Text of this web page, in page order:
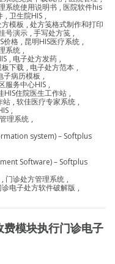
系统使用说明书 , 医院软件his
, 卫生院HIS ,
方模板 , 处方笺格式制作和打印
号演示 , 手写处方笺 ,
价格 , 昆明HIS医疗系统 ,
系统 ,
, 电子处方发药 ,
板下载 , 电子处方范本 ,
子病历模板 ,
服务中心HIS ,
HIS住院医生工作站 ,
站 , 软佳医疗专家系统 ,
,
理系统 ,
system) – Softplus
Software) – Softplus
, 门诊处方管理系统 ,
诊电子处方软件破解版 ,
模块执行门诊电子